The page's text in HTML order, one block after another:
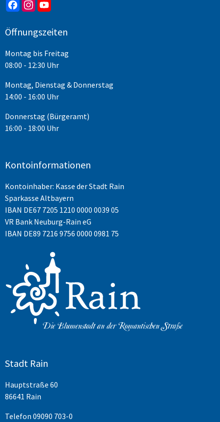
Öffnungszeiten
Montag bis Freitag
08:00 - 12:30 Uhr
Montag, Dienstag & Donnerstag
14:00 - 16:00 Uhr
Donnerstag (Bürgeramt)
16:00 - 18:00 Uhr
Kontoinformationen
Kontoinhaber: Kasse der Stadt Rain
Sparkasse Altbayern
IBAN DE67 7205 1210 0000 0039 05
VR Bank Neuburg-Rain eG
IBAN DE89 7216 9756 0000 0981 75
Stadt Rain
Hauptstraße 60
86641 Rain
Telefon 09090 703-0